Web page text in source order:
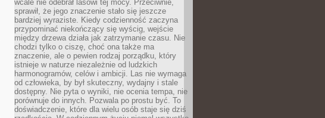
wcale nie odebrał lasowi tej mocy. Przeciwnie,
sprawił, że jego znaczenie stało się jeszcze
bardziej wyraziste. Kiedy codzienność zaczyna
przypominać niekończący się wyścig, wejście
między drzewa działa jak zatrzymanie czasu. Nie
chodzi tylko o ciszę, choć ona także ma
znaczenie, ale o pewien rodzaj porządku, który
istnieje w naturze niezależnie od ludzkich
harmonogramów, celów i ambicji. Las nie wymaga
od człowieka, by był skuteczny, wydajny i stale
dostępny. Nie pyta o wyniki, nie ocenia tempa, nie
porównuje do innych. Pozwala po prostu być. To
doświadczenie, które dla wielu osób staje się dziś